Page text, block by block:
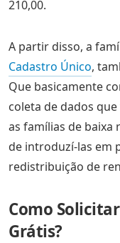
210,00.
A partir disso, a
Cadastro Único,
Que basicamente
coleta de dados
as famílias de baixa
de introduzí-las em
redistribuição de
Como
Grátis?